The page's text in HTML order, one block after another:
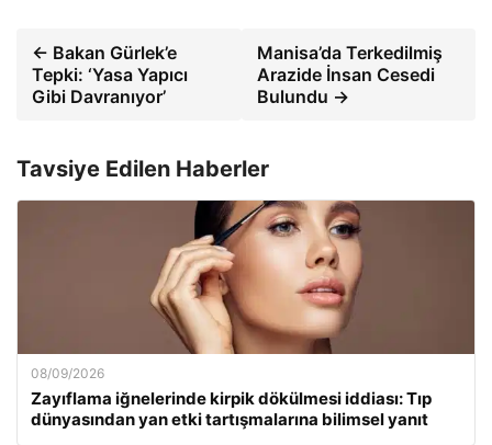
← Bakan Gürlek’e
Tepki: ‘Yasa Yapıcı
Gibi Davranıyor’
Manisa’da Terkedilmiş
Arazide İnsan Cesedi
Bulundu →
Tavsiye Edilen Haberler
08/09/2026
Zayıflama iğnelerinde kirpik dökülmesi iddiası: Tıp
dünyasından yan etki tartışmalarına bilimsel yanıt